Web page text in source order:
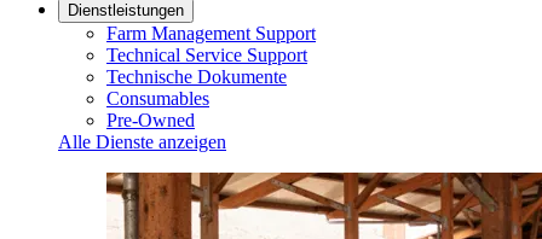
Dienstleistungen
Farm Management Support
Technical Service Support
Technische Dokumente
Consumables
Pre-Owned
Alle Dienste anzeigen